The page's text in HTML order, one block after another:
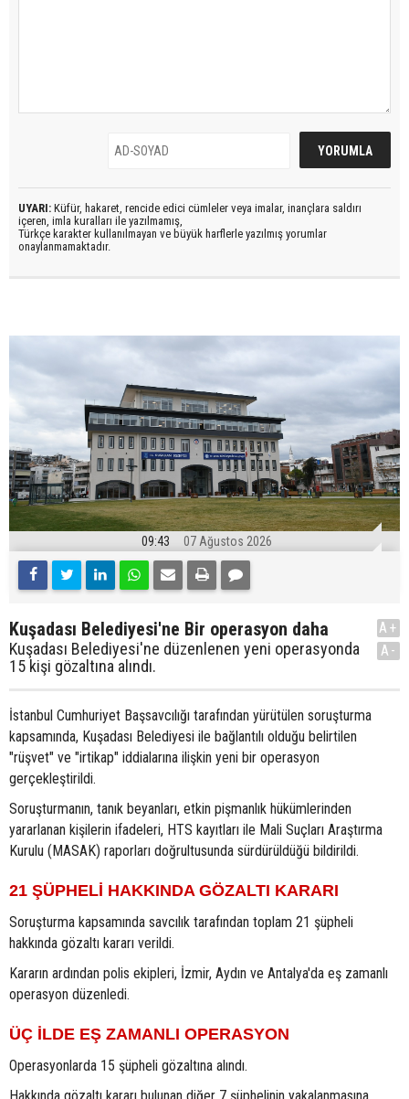
UYARI: Küfür, hakaret, rencide edici cümleler veya imalar, inançlara saldırı
içeren, imla kuralları ile yazılmamış,
Türkçe karakter kullanılmayan ve büyük harflerle yazılmış yorumlar
onaylanmamaktadır.
09:43 07 Ağustos 2026
Kuşadası Belediyesi'ne Bir operasyon daha
Kuşadası Belediyesi'ne düzenlenen yeni operasyonda
15 kişi gözaltına alındı.
A+
A-
İstanbul Cumhuriyet Başsavcılığı tarafından yürütülen soruşturma
kapsamında, Kuşadası Belediyesi ile bağlantılı olduğu belirtilen
"rüşvet" ve "irtikap" iddialarına ilişkin yeni bir operasyon
gerçekleştirildi.
Soruşturmanın, tanık beyanları, etkin pişmanlık hükümlerinden
yararlanan kişilerin ifadeleri, HTS kayıtları ile Mali Suçları Araştırma
Kurulu (MASAK) raporları doğrultusunda sürdürüldüğü bildirildi.
21 ŞÜPHELİ HAKKINDA GÖZALTI KARARI
Soruşturma kapsamında savcılık tarafından toplam 21 şüpheli
hakkında gözaltı kararı verildi.
Kararın ardından polis ekipleri, İzmir, Aydın ve Antalya'da eş zamanlı
operasyon düzenledi.
ÜÇ İLDE EŞ ZAMANLI OPERASYON
Operasyonlarda 15 şüpheli gözaltına alındı.